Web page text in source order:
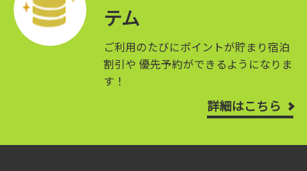
テム
ご利用のたびにポイントが貯まり宿泊
割引や 優先予約ができるようになりま
す！
詳細はこちら